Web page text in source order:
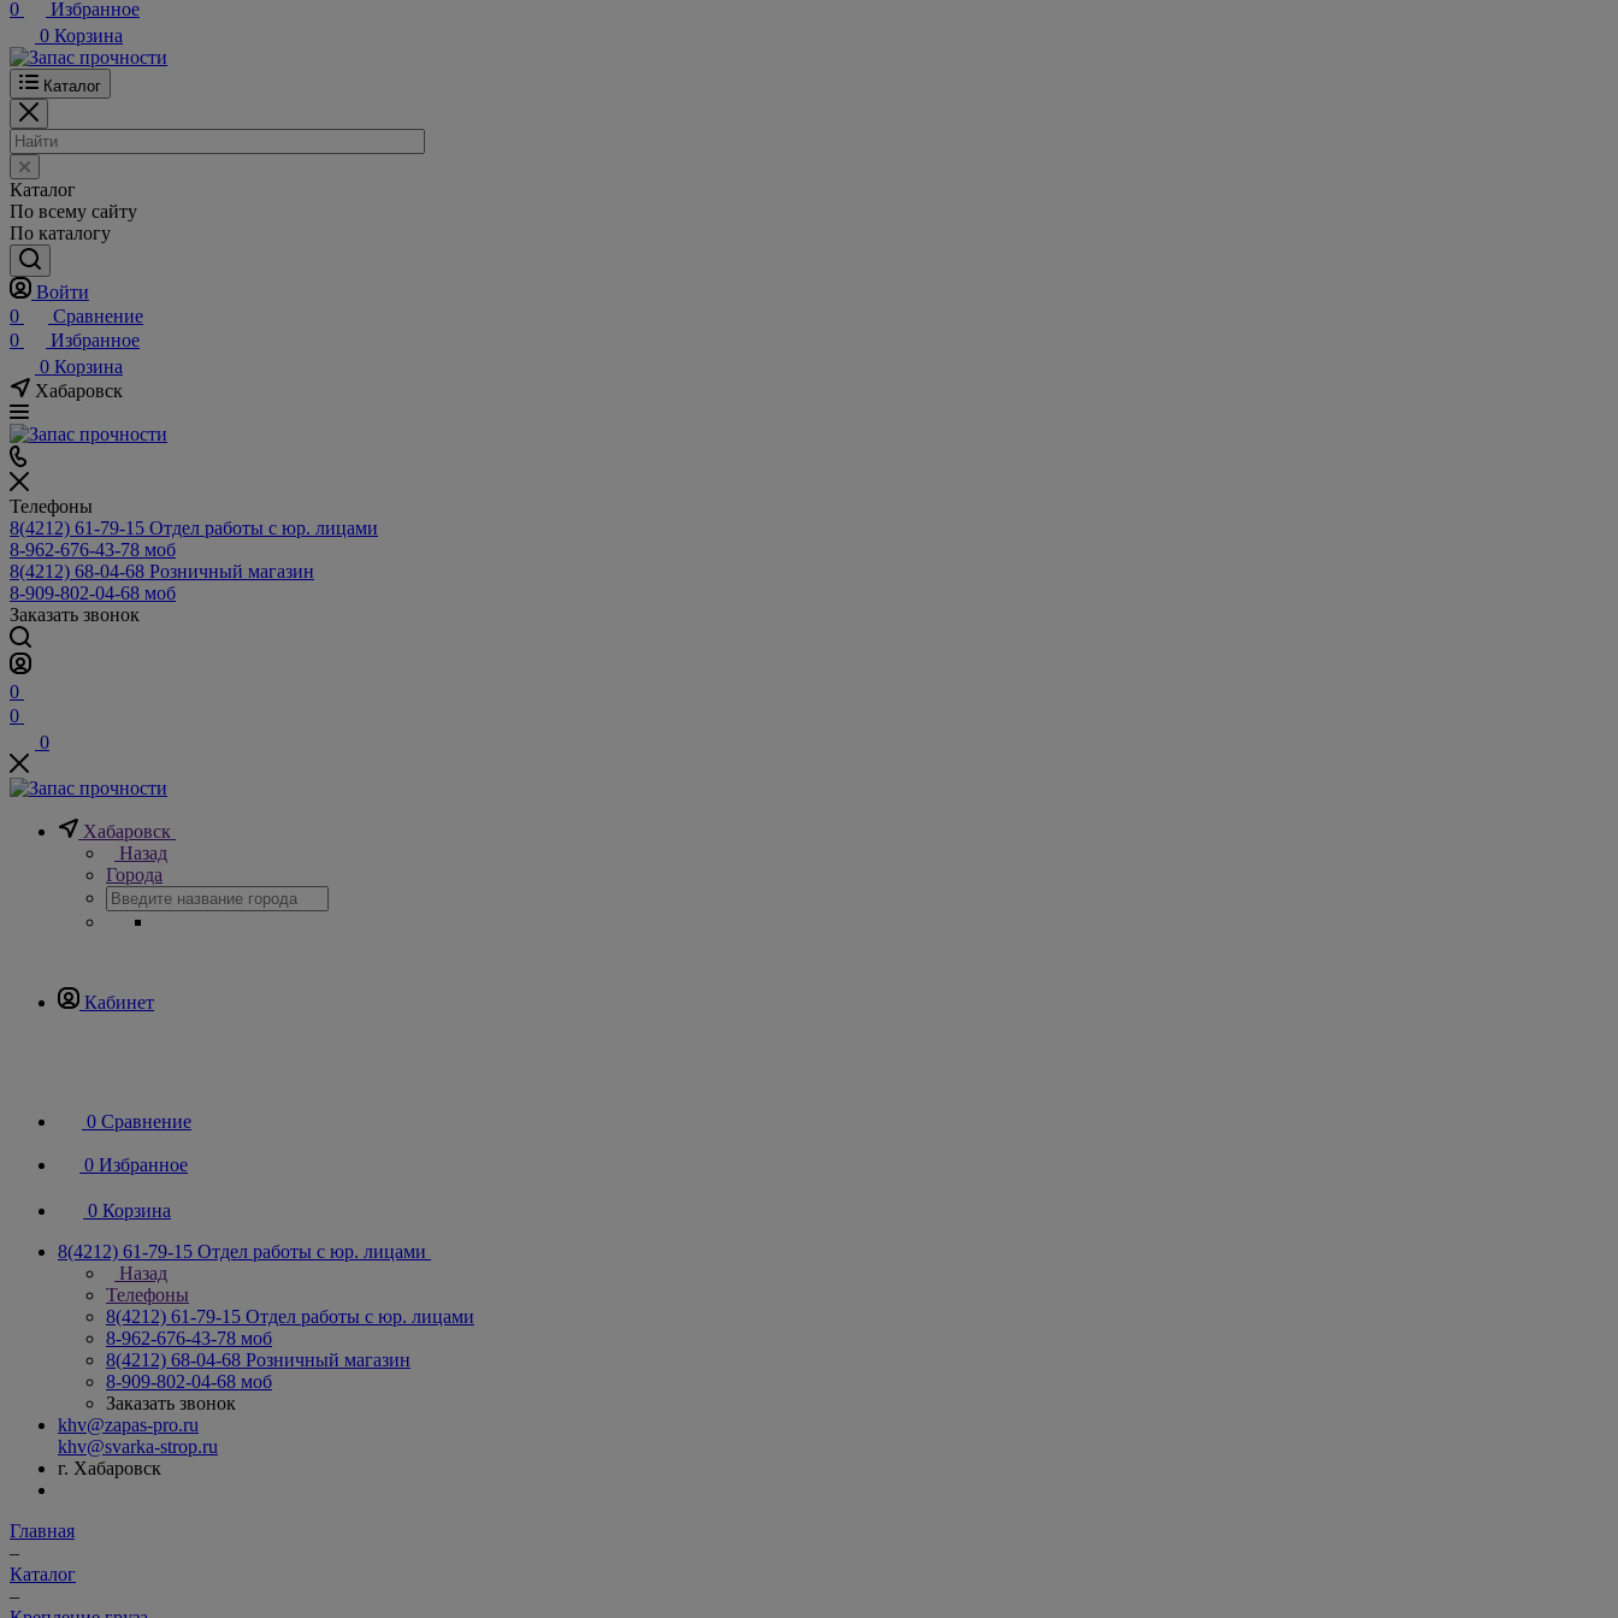
0
Избранное
0 Корзина
Каталог
Каталог
По всему сайту
По каталогу
Войти
0
Сравнение
0
Избранное
0 Корзина
Хабаровск
Телефоны
8(4212) 61-79-15 Отдел работы с юр. лицами
8-962-676-43-78 моб
8(4212) 68-04-68 Розничный магазин
8-909-802-04-68 моб
Заказать звонок
0
0
0
Хабаровск
Назад
Города
Кабинет
0 Сравнение
0 Избранное
0 Корзина
8(4212) 61-79-15 Отдел работы с юр. лицами
Назад
Телефоны
8(4212) 61-79-15 Отдел работы с юр. лицами
8-962-676-43-78 моб
8(4212) 68-04-68 Розничный магазин
8-909-802-04-68 моб
Заказать звонок
khv@zapas-pro.ru
khv@svarka-strop.ru
г. Хабаровск
Главная
–
Каталог
–